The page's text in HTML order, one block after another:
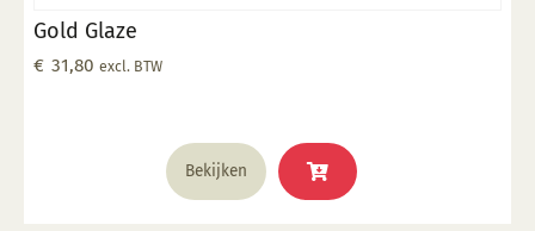
Gold Glaze
€ 31,80 excl. BTW
Bekijken